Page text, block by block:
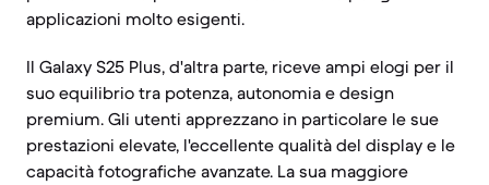
applicazioni molto esigenti.
Il Galaxy S25 Plus, d'altra parte, riceve ampi elogi per il
suo equilibrio tra potenza, autonomia e design
premium. Gli utenti apprezzano in particolare le sue
prestazioni elevate, l'eccellente qualità del display e le
capacità fotografiche avanzate. La sua maggiore